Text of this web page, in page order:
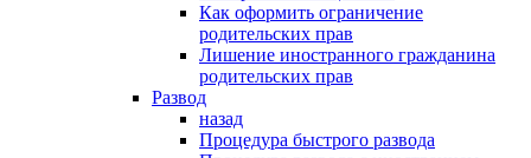
Как оформить ограничение
родительских прав
Лишение иностранного гражданина
родительских прав
Развод
назад
Процедура быстрого развода